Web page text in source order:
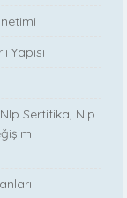
Yapısı
Sertifika, Nlp